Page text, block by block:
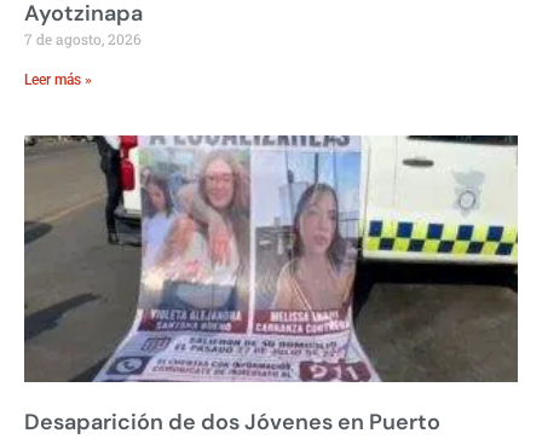
Ayotzinapa
7 de agosto, 2026
Leer más »
Desaparición de dos Jóvenes en Puerto